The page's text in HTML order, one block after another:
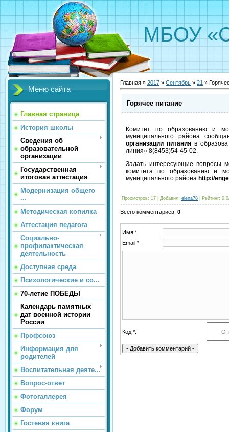
МБОУ
Меню сайта
Главная страница
История школы
Сведения об
образовательной
организации
Государственная
итоговая аттестация
Модернизация общего
...
Методическая копилка
Аттестация педагога
Социально-
профилактическая
деятельность
Доступная среда
Психологические и со...
70-летие ПОБЕДЫ
Календарь памятных
дат военной истории
России
Профсоюз
Информация для
родителей
Воспитательная деяте...
Вопрос-ответ
Фотогаллерея
Форум
Гостевая книга
Главная » 2017 » Сентябрь » 21 »
Горячее питание
Комитет по образованию и
муниципального района
организации питания в
линия» 8(8453)54-45-02.
Задать интересующие вопросы
комитета по образованию и
муниципального района http://
Просмотров: 17 Добавил: elena78 Рейтинг: 0.0
Всего комментариев: 0
Имя *:
Email *:
Код *: